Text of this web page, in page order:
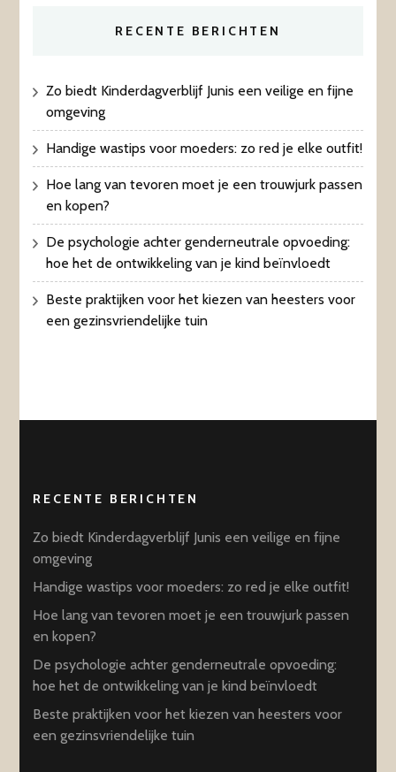
RECENTE BERICHTEN
Zo biedt Kinderdagverblijf Junis een veilige en fijne
omgeving
Handige wastips voor moeders: zo red je elke outfit!
Hoe lang van tevoren moet je een trouwjurk passen
en kopen?
De psychologie achter genderneutrale opvoeding:
hoe het de ontwikkeling van je kind beïnvloedt
Beste praktijken voor het kiezen van heesters voor
een gezinsvriendelijke tuin
RECENTE BERICHTEN
Zo biedt Kinderdagverblijf Junis een veilige en fijne
omgeving
Handige wastips voor moeders: zo red je elke outfit!
Hoe lang van tevoren moet je een trouwjurk passen
en kopen?
De psychologie achter genderneutrale opvoeding:
hoe het de ontwikkeling van je kind beïnvloedt
Beste praktijken voor het kiezen van heesters voor
een gezinsvriendelijke tuin